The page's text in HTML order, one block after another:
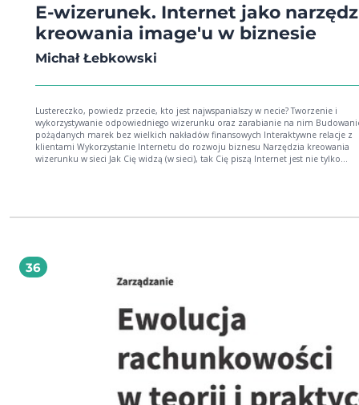
E-wizerunek. Internet jako
kreowania image'u w biznesie
Michał Łebkowski
Lustereczko, powiedz przecie, kto jest najwspanialszy w necie? Tworzenie i
wykorzystywanie odpowiedniego wizerunku oraz zarabianie na nim
pożądanych marek bez wielkich nakładów finansowych Interaktywne relacje z
klientami Wykorzystanie Internetu do rozwoju biznesu Narzędzia kreowania
wizerunku w sieci Jak Cię widzą (w sieci), tak Cię piszą Internet jest nie tylko
handlowy, wymarzone miejsce spotkań podaży i popytu. Poznaj specyfikę światowej
wyzwaniami, z drugiej zaś stale kreuje nowe narzędzia dotarcia do klienta. A
naprawdę fascynujące: możliwość dowolnej personalizacji przekazu,
kanałów, a przede wszystkim atrakcyjne społeczności -- ludzie młodzi, aktywni,
hobbyści, biznesmeni oraz entuzjaści nowinek. Mogą oni zostać
Internetem i jego społecznościami, a następnie zacząć budować instrumenty
wywierania wpływu i wykorzystać je dla dobra Twojego produktu. Internet ma
Narzędzia budowania image"u -- strona WWW, fora internetowe, newslettery i
Sześć zasad skutecznego kreowania e-wizerunku. Grzechy główne działań
Przeczytaj blog autora: O wizerunku w Internecie... i nie tylko
36